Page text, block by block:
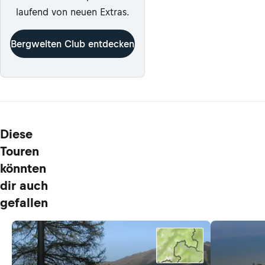
laufend von neuen Extras.
Bergwelten Club entdecken
Diese
Touren
könnten
dir auch
gefallen